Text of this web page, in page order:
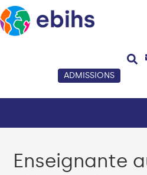
ADMISSIONS
Enseignante